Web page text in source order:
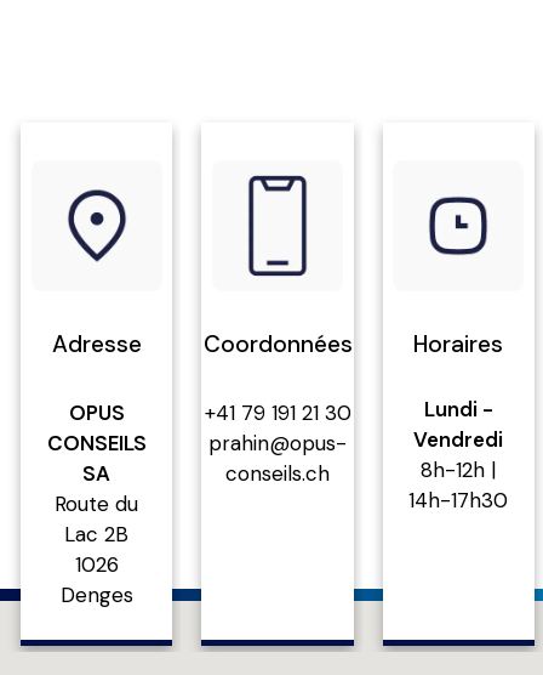
Adresse
OPUS
CONSEILS
SA
Route du
Lac 2B
1026
Denges
Coordonnées
+41 79 191 21 30
prahin@opus-
conseils.ch
Horaires
Lundi -
Vendredi
8h-12h |
14h-17h30